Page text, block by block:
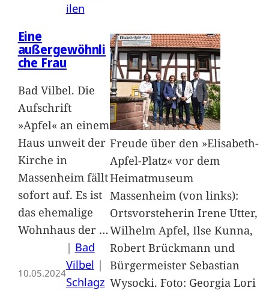
ilen
Eine
außergewöhnli
che Frau
Bad Vilbel. Die
Aufschrift
»Apfel« an einem
Haus unweit der
Kirche in
Massenheim fällt
sofort auf. Es ist
das ehemalige
Wohnhaus der …
10.05.2024
| Bad
Vilbel
Schlagz
Freude über den »Elisabeth-
Apfel-Platz« vor dem
Heimatmuseum
Massenheim (von links):
Ortsvorsteherin Irene Utter,
Wilhelm Apfel, Ilse Kunna,
Robert Brückmann und
Bürgermeister Sebastian
Wysocki. Foto: Georgia Lori